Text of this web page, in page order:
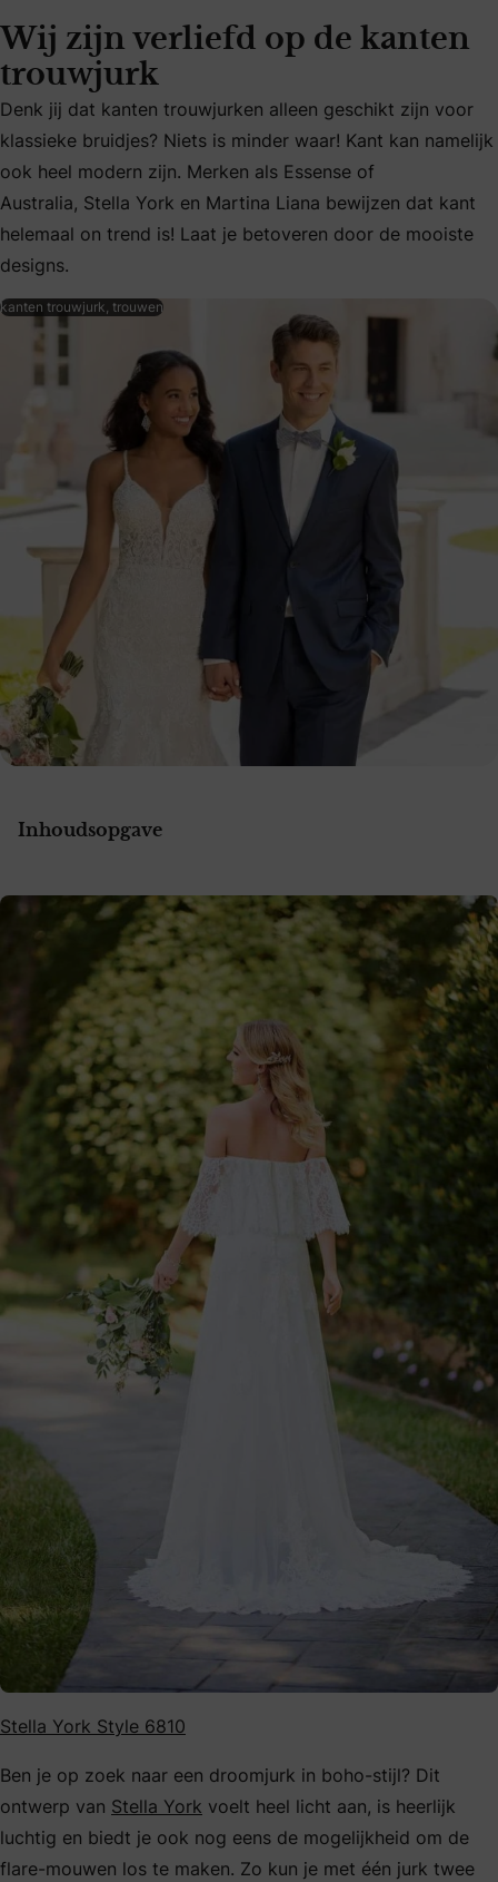
Wij zijn verliefd op de kanten
trouwjurk
Denk jij dat kanten trouwjurken alleen geschikt zijn voor
Denk jij dat kanten trouwjurken alleen geschikt zijn voor
klassieke bruidjes? Niets is minder waar! Kant kan namelijk
ook heel modern zijn. Merken als Essense of
Australia, Stella York en Martina Liana bewijzen dat kant
helemaal on trend is! Laat je betoveren door de mooiste
designs.
kanten trouwjurk, trouwen
Inhoudsopgave
Stella York Style 6810
Ben je op zoek naar een droomjurk in boho-stijl? Dit
ontwerp van Stella York voelt heel licht aan, is heerlijk
luchtig en biedt je ook nog eens de mogelijkheid om de
flare-mouwen los te maken. Zo kun je met één jurk twee